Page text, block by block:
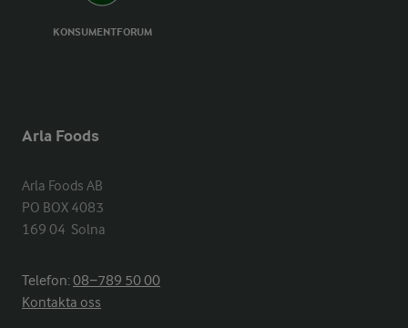
KONSUMENTFORUM
Arla Foods
Arla Foods AB
PO BOX 4083
169 04  Solna
Telefon:08−789 50 00
Kontakta oss